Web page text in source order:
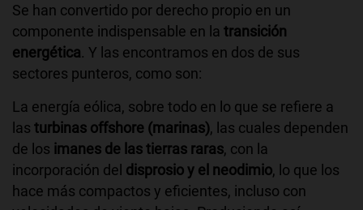
Se han convertido por derecho propio en un
componente indispensable en la transición
energética. Y las encontramos en dos de sus
sectores punteros, como son:
La energía eólica, sobre todo en lo que se refiere a
las turbinas offshore (marinas), las cuales dependen
de los imanes de las tierras raras, con la
incorporación del disprosio y el neodimio, lo que los
hace más compactos y eficientes, incluso con